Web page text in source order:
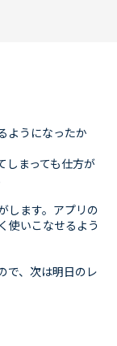
ようになったか
しまっても仕方が
します。アプリの
使いこなせるよう
で、次は明日のレ